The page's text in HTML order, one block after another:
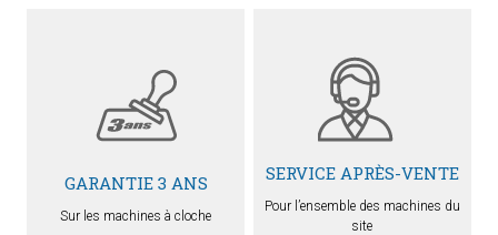
GARANTIE 3 ANS
Sur les machines à cloche
SERVICE APRÈS-VENTE
Pour l’ensemble des machines du
site